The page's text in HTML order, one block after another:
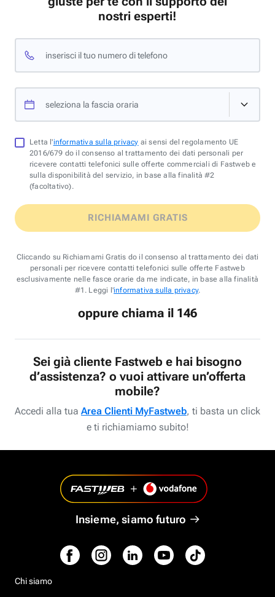
nostri esperti!
inserisci il tuo numero di telefono
seleziona la fascia oraria
Letta l'informativa sulla privacy ai sensi del regolamento UE
2016/679 do il consenso al trattamento dei dati personali per
ricevere contatti telefonici sulle offerte commerciali di Fastweb e
sulla disponibilità del servizio, in base alla finalità #2
(facoltativo).
RICHIAMAMI GRATIS
Cliccando su Richiamami Gratis do il consenso al trattamento dei dati
personali per ricevere contatti telefonici sulle offerte Fastweb
esclusivamente nelle fasce orarie da me indicate, in base alla finalità
#1. Leggi l'informativa sulla privacy.
oppure chiama il 146
Sei già cliente Fastweb e hai bisogno
d’assistenza? o vuoi attivare un’offerta
mobile?
Accedi alla tua Area Clienti MyFastweb, ti basta un click
e ti richiamiamo subito!
Insieme, siamo futuro
Chi siamo